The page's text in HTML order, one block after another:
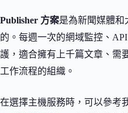
Publisher 方案是為新聞媒體和
的。每週一次的網域監控、
護，適合擁有上千篇文章、需
工作流程的組織。
在選擇主機服務時，可以參考